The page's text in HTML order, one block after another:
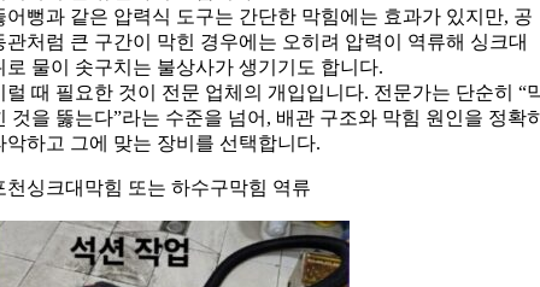
어뻥과 같은 압력식 도구는 간단한 막힘에는 효과가 있지만, 공
관처럼 큰 구간이 막힌 경우에는 오히려 압력이 역류해 싱크대
로 물이 솟구치는 불상사가 생기기도 합니다.
럴 때 필요한 것이 전문 업체의 개입입니다. 전문가는 단순히 “
것을 뚫는다”라는 수준을 넘어, 배관 구조와 막힘 원인을 정확
악하고 그에 맞는 장비를 선택합니다.
천싱크대막힘 또는 하수구막힘 역류